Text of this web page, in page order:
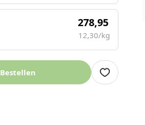
278,95
12,30/kg
Bestellen